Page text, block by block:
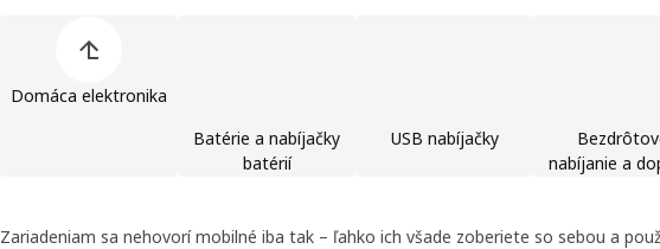
Domáca elektronika
Batérie a nabíjačky
batérií
USB nabíjačky
nabíjanie a
Zariadeniam sa nehovorí mobilné iba tak – ľahko ich všade zoberiete so sebou a